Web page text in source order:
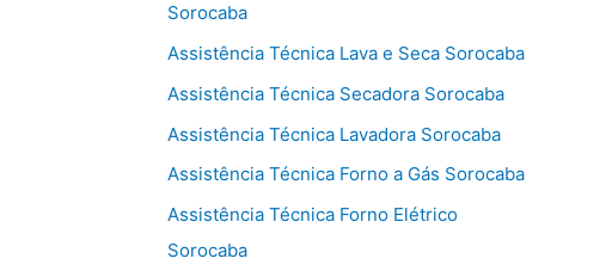
Sorocaba
Assistência Técnica Lava e Seca Sorocaba
Assistência Técnica Secadora Sorocaba
Assistência Técnica Lavadora Sorocaba
Assistência Técnica Forno a Gás Sorocaba
Assistência Técnica Forno Elétrico
Sorocaba